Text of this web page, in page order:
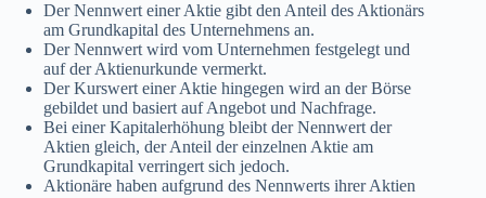
Der Nennwert einer Aktie gibt den Anteil des Aktionärs
am Grundkapital des Unternehmens an.
Der Nennwert wird vom Unternehmen festgelegt und
auf der Aktienurkunde vermerkt.
Der Kurswert einer Aktie hingegen wird an der Börse
gebildet und basiert auf Angebot und Nachfrage.
Bei einer Kapitalerhöhung bleibt der Nennwert der
Aktien gleich, der Anteil der einzelnen Aktie am
Grundkapital verringert sich jedoch.
Aktionäre haben aufgrund des Nennwerts ihrer Aktien